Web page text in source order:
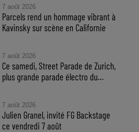
7 août 2026
Parcels rend un hommage vibrant à
Kavinsky sur scène en Californie
7 août 2026
Ce samedi, Street Parade de Zurich,
plus grande parade électro du...
7 août 2026
Julien Granel, invité FG Backstage
ce vendredi 7 août